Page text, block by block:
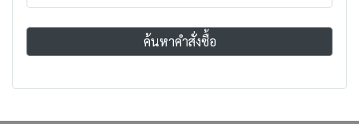
ค้นหาคำสั่งซื้อ